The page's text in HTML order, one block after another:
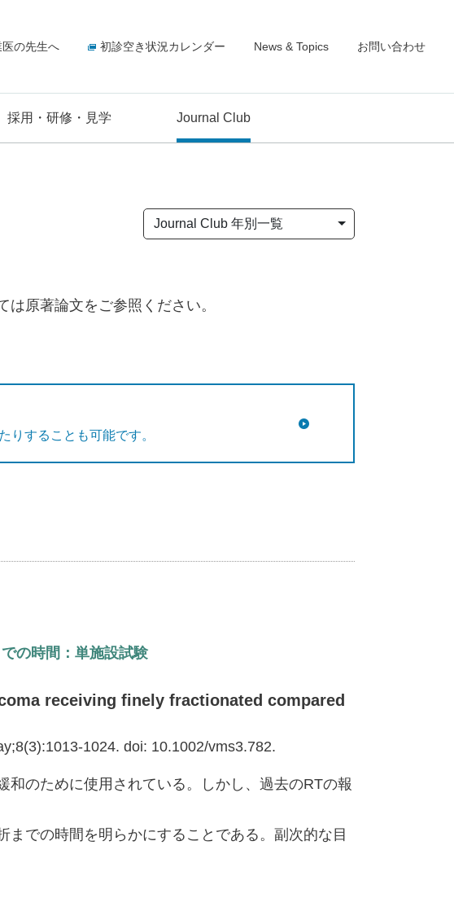
医の先生へ 初診空き状況カレンダー News & Topics お問い合わせ
採用・研修・見学 Journal Club
Journal Club 年別一覧
原著論文をご参照ください。
りすることも可能です。
の時間：単施設試験
receiving finely fractionated compared
1024. doi: 10.1002/vms3.782.
のために使用されている。しかし、過去のRTの報
での時間を明らかにすることである。副次的な目